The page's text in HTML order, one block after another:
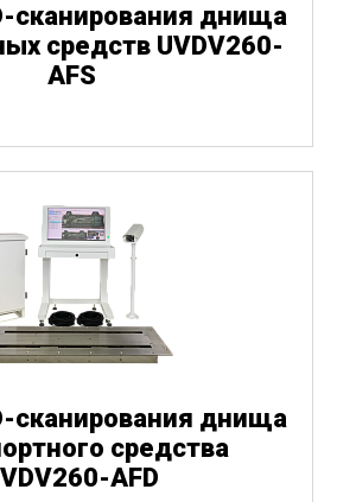
сканирования днища
средств UVDV260-
AFS
сканирования днища
средства
AFD